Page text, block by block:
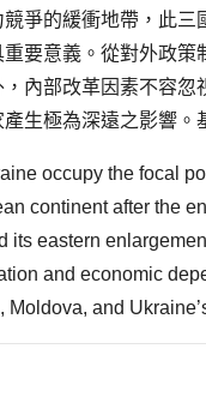
爭的緩衝地帶，此三
要意義。從對外政策
內部改革因素不容忽
生極為深遠之影響。
項理解此三國外交政..
occupy the focal
continent after the
its eastern
and economic
and
order within the